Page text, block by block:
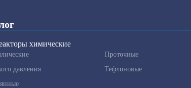
химические
давления
Проточные
Тефлоновые